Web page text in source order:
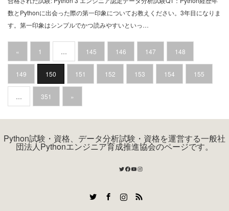
数とPythonに出会った際の第一印象についてお教えください。3年目になりま
す。第一印象はシンプルでかつ読みやすいといっ…
« 1 … 145 146 147 148
149 150 151 152 153 154 155
… 351 »
Python試験・資格、データ分析試験・資格を運営する一般社
団法人Pythonエンジニア育成推進協会のページです。
Twitter
Facebook
YouTube
Instagram
RSS